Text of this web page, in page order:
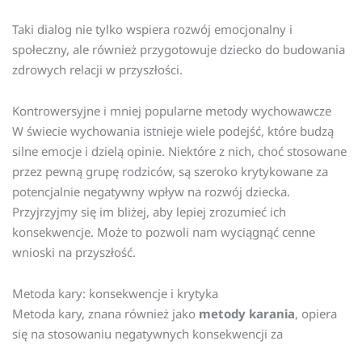
Taki dialog nie tylko wspiera rozwój emocjonalny i
społeczny, ale również przygotowuje dziecko do budowania
zdrowych relacji w przyszłości.
Kontrowersyjne i mniej popularne metody wychowawcze
W świecie wychowania istnieje wiele podejść, które budzą
silne emocje i dzielą opinie. Niektóre z nich, choć stosowane
przez pewną grupę rodziców, są szeroko krytykowane za
potencjalnie negatywny wpływ na rozwój dziecka.
Przyjrzyjmy się im bliżej, aby lepiej zrozumieć ich
konsekwencje. Może to pozwoli nam wyciągnąć cenne
wnioski na przyszłość.
Metoda kary: konsekwencje i krytyka
Metoda kary, znana również jako metody karania, opiera
się na stosowaniu negatywnych konsekwencji za